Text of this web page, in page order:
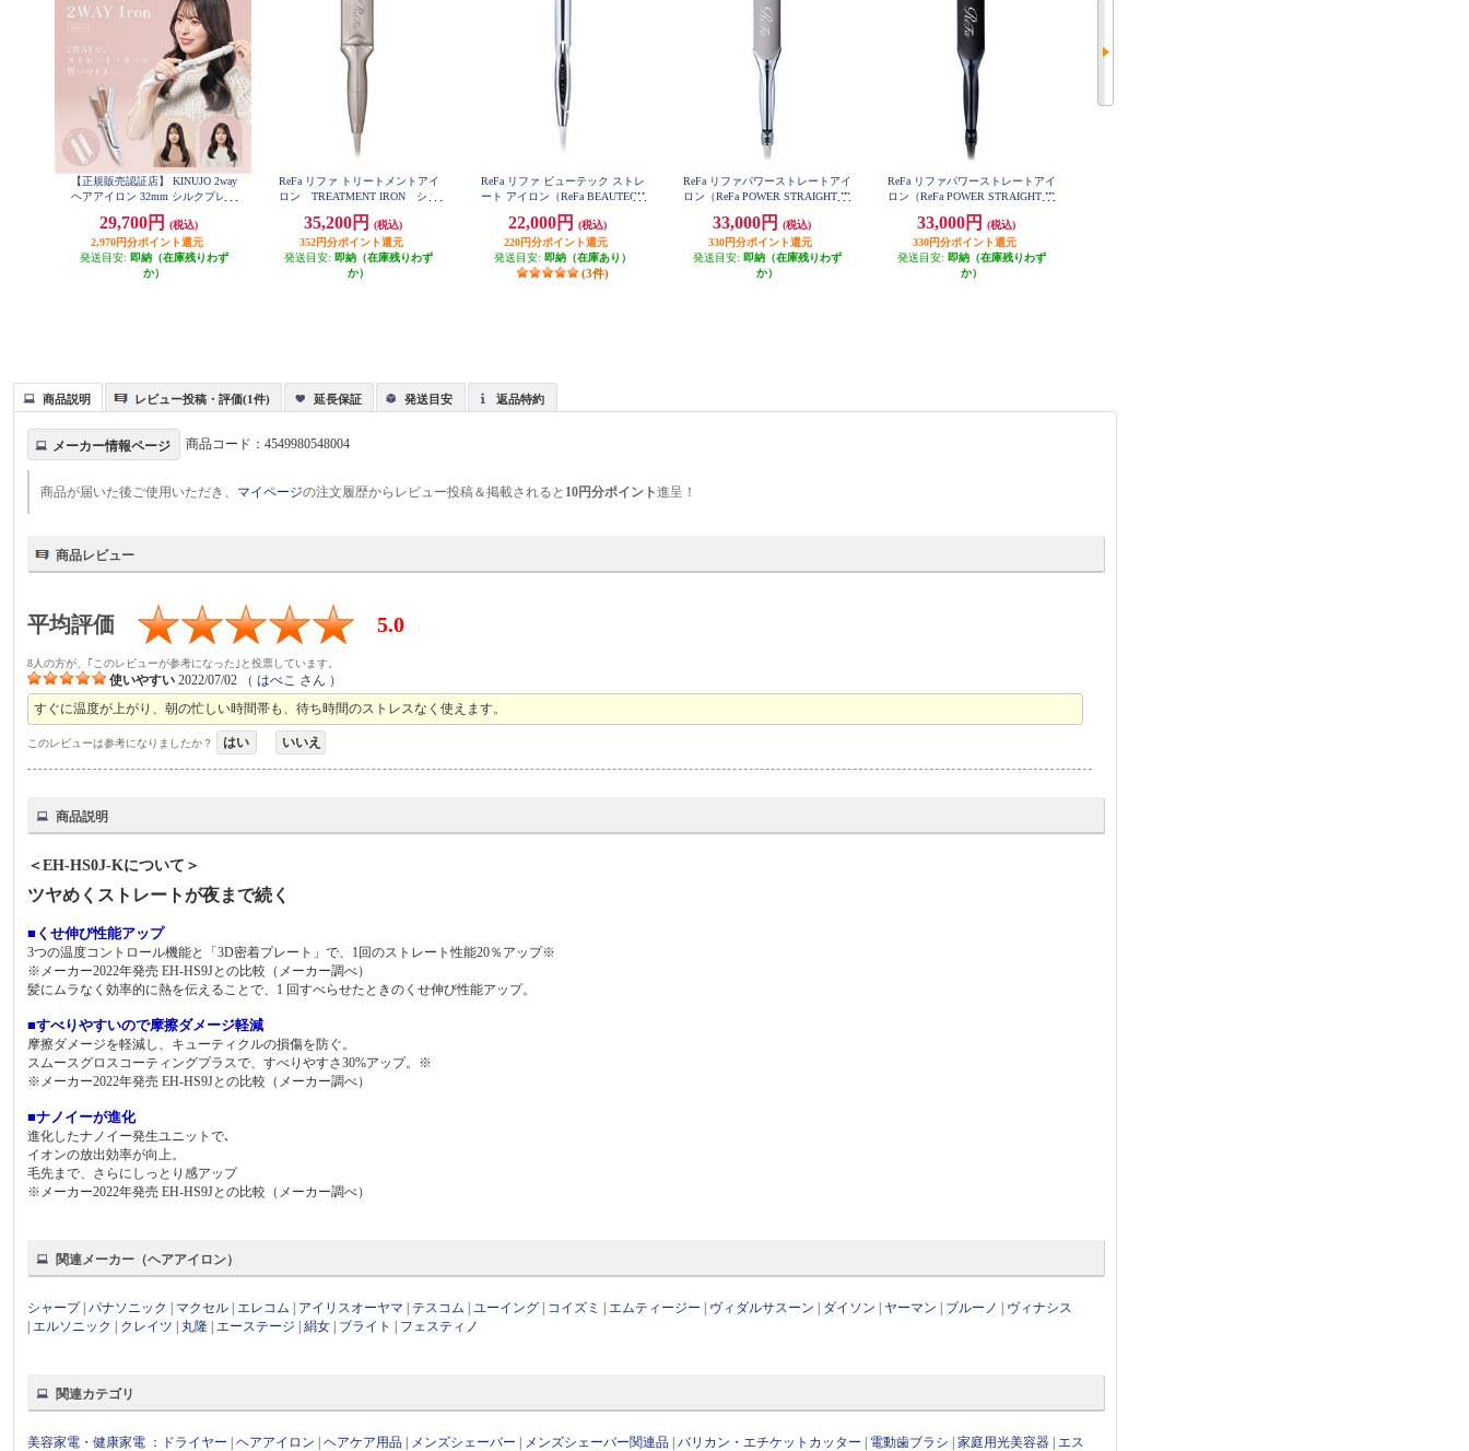
【正規販売認証店】 KINUJO 2way
ヘアアイロン 32mm シルクプレー
イト 2W02
29,700円
(税込)
2,970円分ポイント還元
発送目安: 即納（在庫残りわず
か）
ReFa リファ トリートメントアイ
ロン TREATMENT IRON シャ
35,200円
(税込)
352円分ポイント還元
発送目安: 即納（在庫残りわず
か）
ReFa リファ ビューテック ストレ
ート アイロン（ReFa BEAUTECH
M-02A
22,000円
(税込)
220円分ポイント還元
発送目安: 即納（在庫あり）
(3件)
ReFa リファパワーストレートアイ
ロン（ReFa POWER STRAIGHT IR
33,000円
(税込)
330円分ポイント還元
発送目安: 即納（在庫残りわず
か）
ReFa リファパワーストレートアイ
ロン（ReFa POWER STRAIGHT IR
33,000円
(税込)
330円分ポイント還元
発送目安: 即納（在庫残りわず
か）
商品説明 レビュー投稿・評価(1件) 延長保証 発送目安 返品特約
メーカー情報ページ 商品コード：4549980548004
商品が届いた後ご使用いただき、 マイページの注文履歴からレビュー投稿＆掲載されると 10円分ポイント進呈！
商品レビュー
平均評価 5.0
8人の方が、｢このレビューが参考になった｣と投票しています。
使いやすい 2022/07/02 （はべこ さん ）
すぐに温度が上がり、朝の忙しい時間帯も、待ち時間のストレスなく使えます。
このレビューは参考になりましたか？ はい いいえ
商品説明
＜EH-HS0J-Kについて＞
ツヤめくストレートが夜まで続く
■くせ伸び性能アップ
3つの温度コントロール機能と「3D密着プレート」で、1回のストレート性能20％アップ※
※メーカー2022年発売 EH-HS9Jとの比較（メーカー調べ）
髪にムラなく効率的に熱を伝えることで、1 回すべらせたときのくせ伸び性能アップ。
■すべりやすいので摩擦ダメージ軽減
摩擦ダメージを軽減し、キューティクルの損傷を防ぐ。
スムースグロスコーティングプラスで、すべりやすさ30%アップ。※
※メーカー2022年発売 EH-HS9Jとの比較（メーカー調べ）
■ナノイーが進化
進化したナノイー発生ユニットで､
イオンの放出効率が向上。
毛先まで、さらにしっとり感アップ
※メーカー2022年発売 EH-HS9Jとの比較（メーカー調べ）
関連メーカー（ヘアアイロン）
シャープ|パナソニック マクセル エレコム アイリスオーヤマ テスコム |ユーイング コイズミ エムティージー ヴィダルサスーン ダイソン ヤーマン ブルーノ
ヴィナシス
エルソニック クレイツ 丸隆 エーステージ |絹女 ブライト フェスティノ
関連カテゴリ
美容家電・健康家電 ： ドライヤー |ヘアアイロン |ヘアケア用品 メンズシェーバー メンズシェーバー関連品 |バリカン・エチケットカッター 電動歯ブラシ |家庭用光美容器
エス